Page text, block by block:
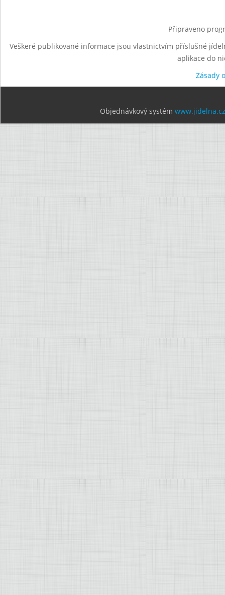
Připraveno
Veškeré publikované informace jsou vlastnictvím příslušné
aplikace do
Zásady
Objednávkový systém www.jidelna.cz